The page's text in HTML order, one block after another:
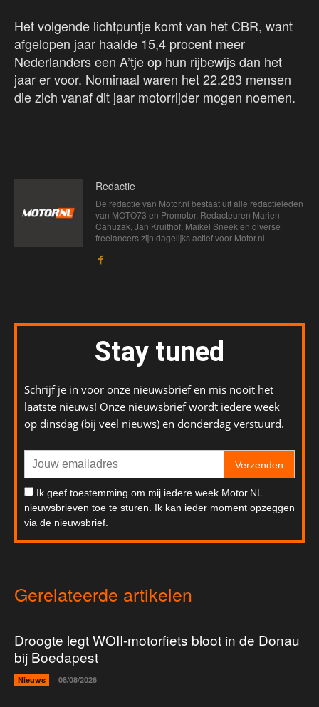
Het volgende lichtpuntje komt van het CBR, want
afgelopen jaar haalde 15,4 procent meer
Nederlanders een A’tje op hun rijbewijs dan het
jaar er voor. Nominaal waren het 22.283 mensen
die zich vanaf dit jaar motorrijder mogen noemen.
Redactie
De redactie van Motor.nl bestaat uit alle redactieleden
van MOTO73 en Promotor. Redacteuren Marien
Cahuzak, Jan Kruithof, Maikel Sneek en diverse
freelancers zijn dagelijks actief voor Motor.nl.
Stay tuned
Schrijf je in voor onze nieuwsbrief en mis nooit het
laatste nieuws! Onze nieuwsbrief wordt iedere week
op dinsdag (bij veel nieuws) en donderdag verstuurd.
Verzenden
Ik geef toestemming om mij iedere week Motor.NL
nieuwsbrieven toe te sturen. Ik kan ieder moment opzeggen
via de nieuwsbrief.
Gerelateerde artikelen
Droogte legt WOII-motorfiets bloot in de Donau
bij Boedapest
Nieuws 08/08/2026